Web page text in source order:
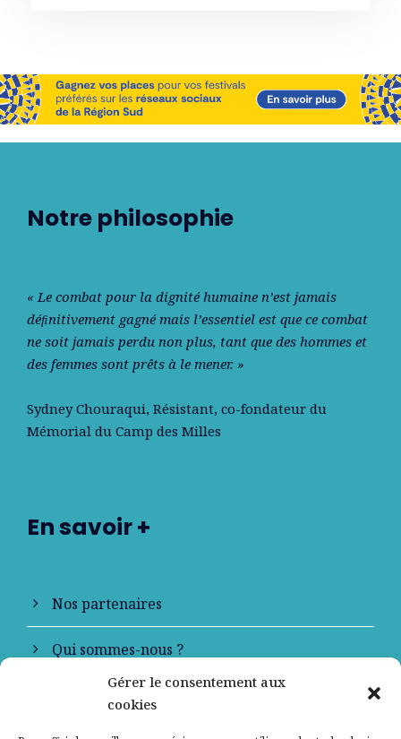
Gérer le consentement aux
cookies
Notre philosophie
« Le combat pour la dignité humaine n’est jamais
déﬁnitivement gagné mais l’essentiel est que ce combat
ne soit jamais perdu non plus, tant que des hommes et
des femmes sont prêts à le mener. »
Sydney Chouraqui, Résistant, co-fondateur du
Mémorial du Camp des Milles
En savoir +
Nos partenaires
Qui sommes-nous ?
Contactez-nous